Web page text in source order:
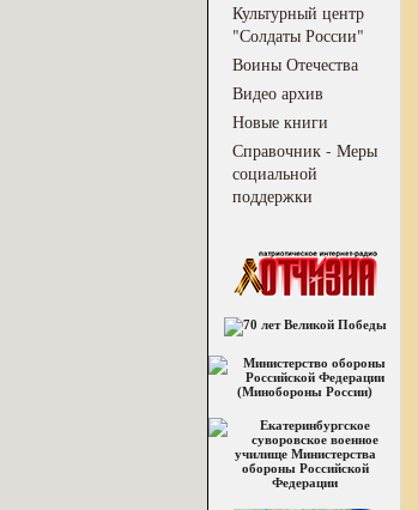
Культурный центр
"Солдаты России"
Воины Отечества
Видео архив
Новые книги
Справочник - Меры
социальной
поддержки